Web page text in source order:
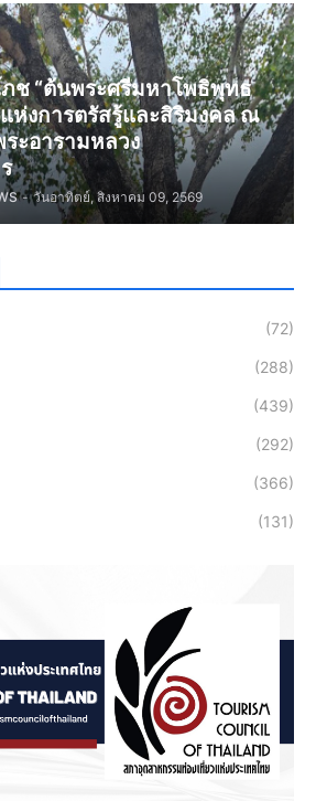
ช “ต้นพระศรีมหาโพธิพุทธ
ห่งการตรัสรู้และสิริมงคล ณ
ะอารามหลวง
- วันอาทิตย์, สิงหาคม 09, 2569
(72)
(288)
(439)
(292)
(366)
(131)